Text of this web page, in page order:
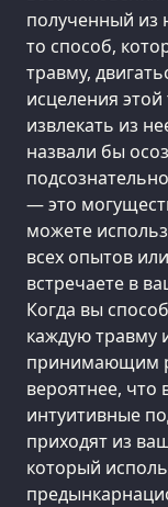
полученный из
то способ,
травму,
исцеления
извлекать из
назвали бы
— это
можете
всех опытов
встречаете в
Когда вы
каждую травму
принимающим
вероятнее, что
интуитивные
приходят из
который